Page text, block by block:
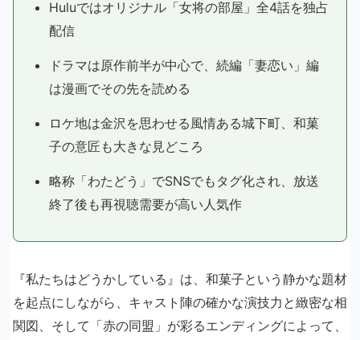
Huluではオリジナル「女将の部屋」全4話を独占
配信
ドラマは原作前半が中心で、続編「妻恋い」編
は漫画でその先を読める
ロケ地は金沢を思わせる風情ある城下町、和菓
子の意匠も大きな見どころ
略称「わたどう」でSNSでもタグ化され、放送
終了後も再視聴需要が高い人気作
『私たちはどうかしている』は、和菓子という静かな題材
を起点にしながら、キャスト陣の確かな演技力と緻密な相
関図、そして「赤の同盟」が彩るエンディングによって、